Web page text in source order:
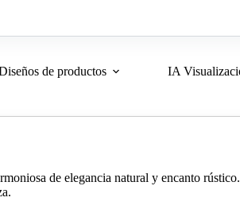
de productos IA
de elegancia natural y encanto